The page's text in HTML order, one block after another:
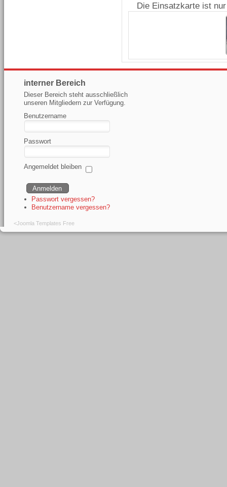
Die Einsatzkarte ist
interner Bereich
Dieser Bereich steht ausschließlich
unseren Mitgliedern zur Verfügung.
Benutzername
Passwort
Angemeldet bleiben
Passwort vergessen?
Benutzername vergessen?
<Joomla Templates Free